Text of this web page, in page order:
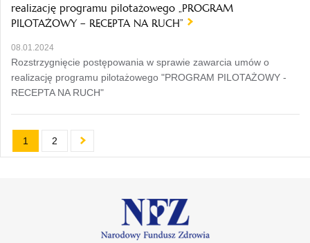
realizację programu pilotażowego „PROGRAM
PILOTAŻOWY – RECEPTA NA RUCH”
08.01.2024
Rozstrzygnięcie postępowania w sprawie zawarcia umów o
realizację programu pilotażowego "PROGRAM PILOTAŻOWY -
RECEPTA NA RUCH"
1 2